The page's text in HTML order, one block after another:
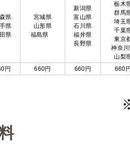
県
県
県
宮城県
山形県
福島県
新潟県
富山県
石川県
福井県
長野県
栃木
群馬
埼玉
千葉
東京
神奈
山梨
円 660円 660円 660
送料